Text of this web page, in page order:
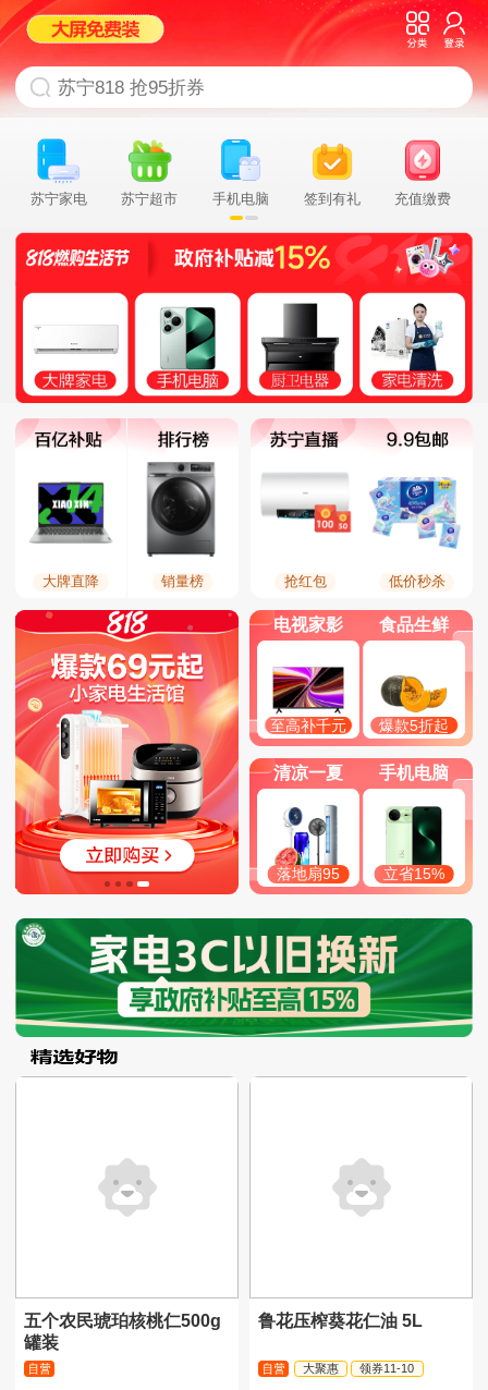
苏宁家电 苏宁超市 手机电脑 签到有礼 充值缴费
大牌直降 销量榜 抢红包 低价秒杀
电视家影
至高补千元
食品生鲜
爆款5折起
清凉一夏
落地扇95
手机电脑
立省15%
五个农民琥珀核桃仁500g
罐装
鲁花压榨葵花仁油 5L
大聚惠 领券11-10